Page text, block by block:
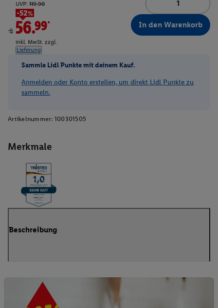
Merkmale
ab
UVP: 119.90
-52%
56.99*
inkl. MwSt. zzgl.
Lieferung
In den Warenkorb
Sammle Lidl Punkte mit deinem Kauf.
Anmelden oder Konto erstellen, um direkt Lidl Punkte zu
sammeln.
Artikelnummer: 100301505
Beschreibung